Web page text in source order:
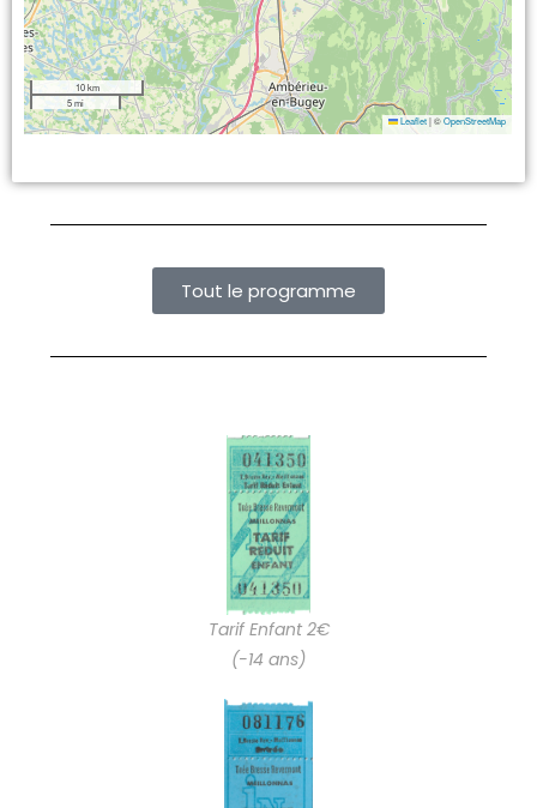
10 km
5 mi
Leaflet |©OpenStreetMap
Tout le programme
Tarif Enfant 2€
(-14 ans)